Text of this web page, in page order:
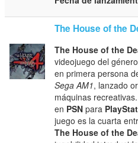
The House of the
The House of the
videojuego del
en primera persona
Sega AM1, lanzado
máquinas
en PSN para
juego es la cuarta
The House of the